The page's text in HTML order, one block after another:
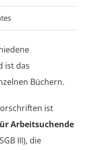
ist das
Büchern.
ist
Arbeitsuchende
III), die